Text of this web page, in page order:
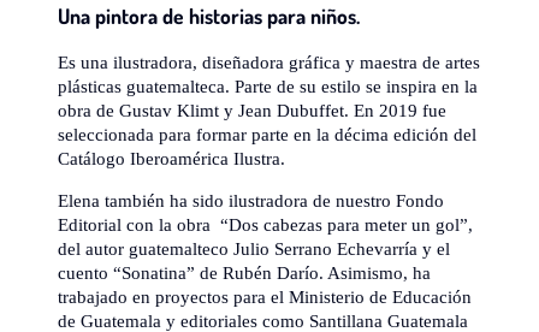
Una pintora de historias para niños.
Es una ilustradora, diseñadora gráfica y maestra de artes
plásticas guatemalteca. Parte de su estilo se inspira en la
obra de Gustav Klimt y Jean Dubuffet. En 2019 fue
seleccionada para formar parte en la décima edición del
Catálogo Iberoamérica Ilustra.
Elena también ha sido ilustradora de nuestro Fondo
Editorial con la obra “Dos cabezas para meter un gol”,
del autor guatemalteco Julio Serrano Echevarría y el
cuento “Sonatina” de Rubén Darío. Asimismo, ha
trabajado en proyectos para el Ministerio de Educación
de Guatemala y editoriales como Santillana Guatemala